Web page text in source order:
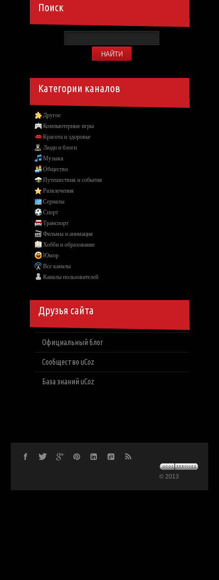
Поиск
Категории каналов
Другое
Компьютерные игры
Красота и здоровье
Люди и блоги
Музыка
Общество
Путешествия и события
Развлечения
Сериалы
Спорт
Транспорт
Фильмы и анимация
Хобби и образование
Юмор
Все каналы
Каналы пользователей
Друзья сайта
Официальный блог
Сообщество uCoz
База знаний uCoz
© 2013